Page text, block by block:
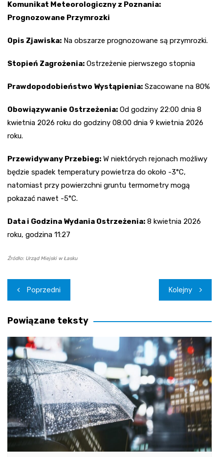
Komunikat Meteorologiczny z Poznania:
Prognozowane Przymrozki
Opis Zjawiska: Na obszarze prognozowane są przymrozki.
Stopień Zagrożenia: Ostrzeżenie pierwszego stopnia
Prawdopodobieństwo Wystąpienia: Szacowane na 80%
Obowiązywanie Ostrzeżenia: Od godziny 22:00 dnia 8
kwietnia 2026 roku do godziny 08:00 dnia 9 kwietnia 2026
roku.
Przewidywany Przebieg: W niektórych rejonach możliwy
będzie spadek temperatury powietrza do około -3°C,
natomiast przy powierzchni gruntu termometry mogą
pokazać nawet -5°C.
Data i Godzina Wydania Ostrzeżenia: 8 kwietnia 2026
roku, godzina 11:27
Źródło: Urząd Miejski w Łasku
Nawigacja
wpisu
Poprzedni Kolejny
Powiązane teksty